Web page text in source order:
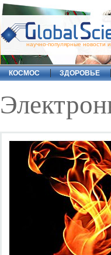
научно-популярные новости и
КОСМОС ЗДОРОВЬЕ